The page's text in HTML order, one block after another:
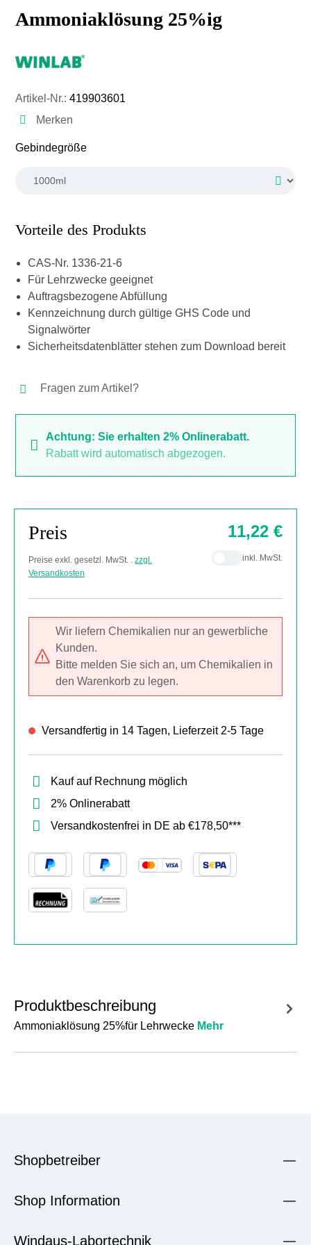
Ammoniaklösung 25%ig
Artikel-Nr.: 419903601
Merken
Gebindegrößeauswählen
Vorteile des Produkts
CAS-Nr. 1336-21-6
Für Lehrzwecke geeignet
Auftragsbezogene Abfüllung
Kennzeichnung durch gültige GHS Code und
Signalwörter
Sicherheitsdatenblätter stehen zum Download bereit
Fragen zum Artikel?
Achtung: Sie erhalten 2% Onlinerabatt.
Rabatt wird automatisch abgezogen.
Preis
Preise exkl. gesetzl. MwSt. . zzgl.
Versandkosten
11,22 €
inkl. MwSt.
Wir liefern Chemikalien nur an gewerbliche
Kunden.
Bitte melden Sie sich an, um Chemikalien in
den Warenkorb zu legen.
Versandfertig in 14 Tagen, Lieferzeit 2-5 Tage
Kauf auf Rechnung möglich
2% Onlinerabatt
Versandkostenfrei in DE ab €178,50***
Produktbeschreibung
Ammoniaklösung 25%für Lehrwecke⁠ Mehr
Shopbetreiber
Shop Information
Windaus-Labortechnik